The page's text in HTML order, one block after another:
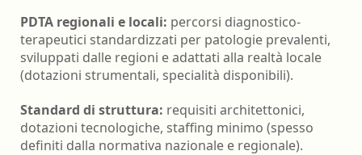
PDTA regionali e locali: percorsi diagnostico-
terapeutici standardizzati per patologie prevalenti,
sviluppati dalle regioni e adattati alla realtà locale
(dotazioni strumentali, specialità disponibili).
Standard di struttura: requisiti architettonici,
dotazioni tecnologiche, staffing minimo (spesso
definiti dalla normativa nazionale e regionale).